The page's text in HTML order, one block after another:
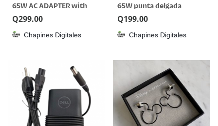
65W AC ADAPTER with
USB C
Q299.00
Chapines Digitales
65W punta delgada
Q199.00
Chapines Digitales